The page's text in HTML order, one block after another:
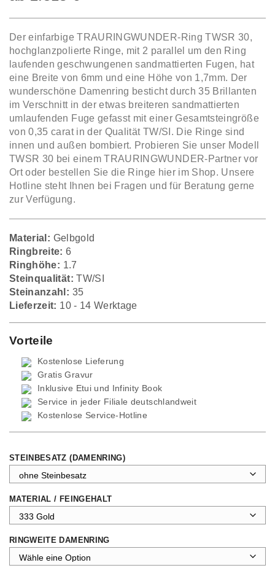
Der einfarbige TRAURINGWUNDER-Ring TWSR 30,
hochglanzpolierte Ringe, mit 2 parallel um den Ring
laufenden geschwungenen sandmattierten Fugen, hat
eine Breite von 6mm und eine Höhe von 1,7mm. Der
wunderschöne Damenring besticht durch 35 Brillanten
im Verschnitt in der etwas breiteren sandmattierten
umlaufenden Fuge gefasst mit einer Gesamtsteingröße
von 0,35 carat in der Qualität TW/SI. Die Ringe sind
innen und außen bombiert. Probieren Sie unser Modell
TWSR 30 bei einem TRAURINGWUNDER-Partner vor
Ort oder bestellen Sie die Ringe hier im Shop. Unsere
Hotline steht Ihnen bei Fragen und für Beratung gerne
zur Verfügung.
Material: Gelbgold
Ringbreite: 6
Ringhöhe: 1.7
Steinqualität: TW/SI
Steinanzahl: 35
Lieferzeit: 10 - 14 Werktage
Vorteile
Kostenlose Lieferung
Gratis Gravur
Inklusive Etui und Infinity Book
Service in jeder Filiale deutschlandweit
Kostenlose Service-Hotline
STEINBESATZ (DAMENRING)
MATERIAL / FEINGEHALT
RINGWEITE DAMENRING